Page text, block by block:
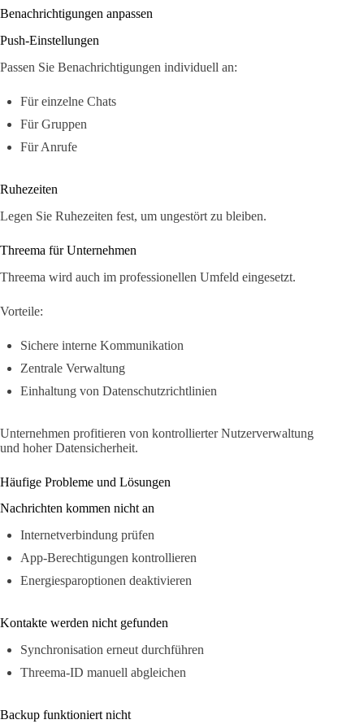
Benachrichtigungen anpassen
Push-Einstellungen
Passen Sie Benachrichtigungen individuell an:
Für einzelne Chats
Für Gruppen
Für Anrufe
Ruhezeiten
Legen Sie Ruhezeiten fest, um ungestört zu bleiben.
Threema für Unternehmen
Threema wird auch im professionellen Umfeld eingesetzt.
Vorteile:
Sichere interne Kommunikation
Zentrale Verwaltung
Einhaltung von Datenschutzrichtlinien
Unternehmen profitieren von kontrollierter Nutzerverwaltung
und hoher Datensicherheit.
Häufige Probleme und Lösungen
Nachrichten kommen nicht an
Internetverbindung prüfen
App-Berechtigungen kontrollieren
Energiesparoptionen deaktivieren
Kontakte werden nicht gefunden
Synchronisation erneut durchführen
Threema-ID manuell abgleichen
Backup funktioniert nicht